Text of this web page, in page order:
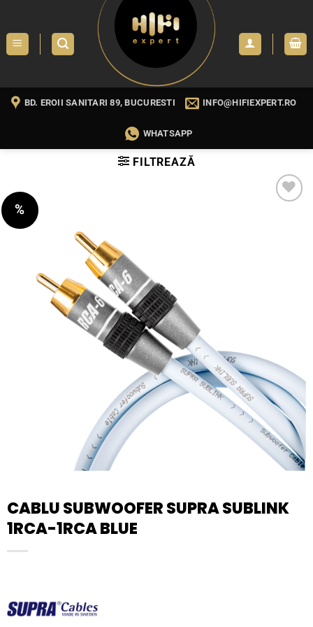
content
BD. EROII SANITARI 89, BUCURESTI INFO@HIFIEXPERT.RO
WHATSAPP
FILTREAZĂ
%
CABLU SUBWOOFER SUPRA SUBLINK
1RCA-1RCA BLUE